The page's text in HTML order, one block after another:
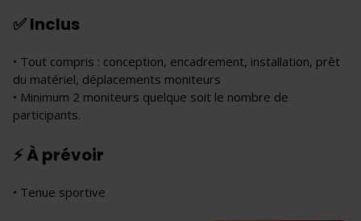
✅ Inclus
• Tout compris : conception, encadrement, installation, prêt
du matériel, déplacements moniteurs
• Minimum 2 moniteurs quelque soit le nombre de
participants.
⚡ À prévoir
• Tenue sportive